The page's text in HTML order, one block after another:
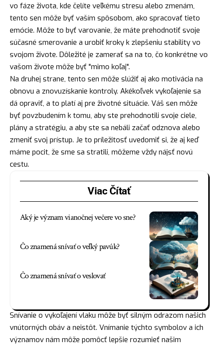
vo fáze života, kde čelíte veľkému stresu alebo zmenám,
tento sen môže byť vaším spôsobom, ako spracovať tieto
emócie. Môže to byť varovanie, že máte prehodnotiť svoje
súčasné smerovanie a urobiť kroky k zlepšeniu stability vo
svojom živote. Dôležité je zamerať sa na to, čo konkrétne vo
vašom živote môže byť "mimo koľaj".
Na druhej strane, tento sen môže slúžiť aj ako motivácia na
obnovu a znovuzískanie kontroly. Akékoľvek vykoľajenie sa
dá opraviť, a to platí aj pre životné situácie. Váš sen môže
byť povzbudením k tomu, aby ste prehodnotili svoje ciele,
plány a stratégiu, a aby ste sa nebáli začať odznova alebo
zmeniť svoj prístup. Je to príležitosť uvedomiť si, že aj keď
máme pocit, že sme sa stratili, môžeme vždy nájsť novú
cestu.
Viac Čítať
Aký je význam vianočnej večere vo sne?
Čo znamená snívať o veľký pavúk?
Čo znamená snívať o veslovať
Snívanie o vykoľajení vlaku môže byť silným odrazom našich
vnútorných obáv a neistôt. Vnímanie týchto symbolov a ich
významov nám môže pomôcť lepšie rozumieť našim